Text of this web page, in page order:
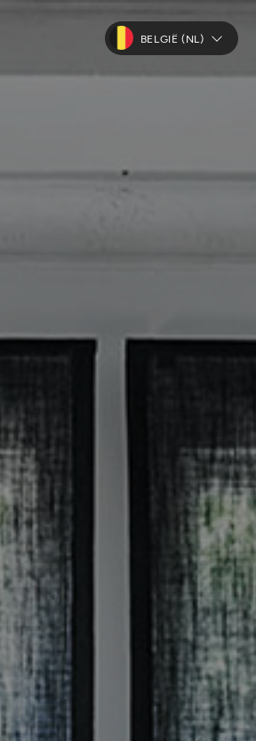
BELGIË (NL)